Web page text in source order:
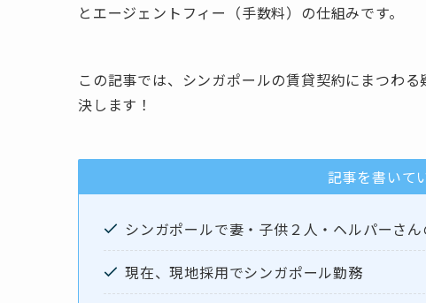
とエージェントフィー（手数料）の仕組みです。
この記事では、シンガポールの賃貸契約にまつわ
決します ！
記事を書いて
シンガポールで妻・子供２人・ヘルパーさん
現在、現地採用でシンガポール勤務